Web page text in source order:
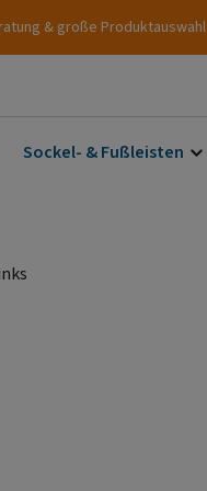
& große Produktauswahl
Sockel- & Fußleisten